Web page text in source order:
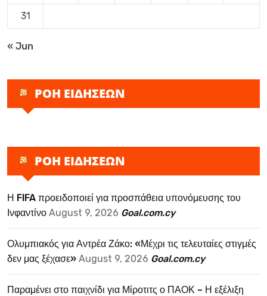
31
« Jun
ΡΟΗ ΕΙΔΗΣΕΩΝ
ΡΟΗ ΕΙΔΗΣΕΩΝ
Η FIFA προειδοποιεί για προσπάθεια υπονόμευσης του
Ινφαντίνο August 9, 2026 Goal.com.cy
Ολυμπιακός για Αντρέα Ζάκο: «Μέχρι τις τελευταίες στιγμές
δεν μας ξέχασε» August 9, 2026 Goal.com.cy
Παραμένει στο παιχνίδι για Μίροτιτς ο ΠΑΟΚ – Η εξέλιξη